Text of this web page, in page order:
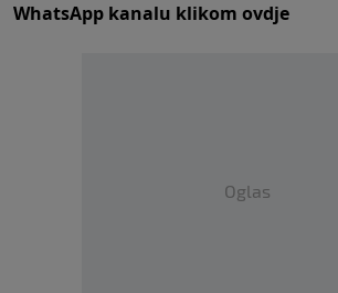
WhatsApp kanalu klikom ovdje
Oglas